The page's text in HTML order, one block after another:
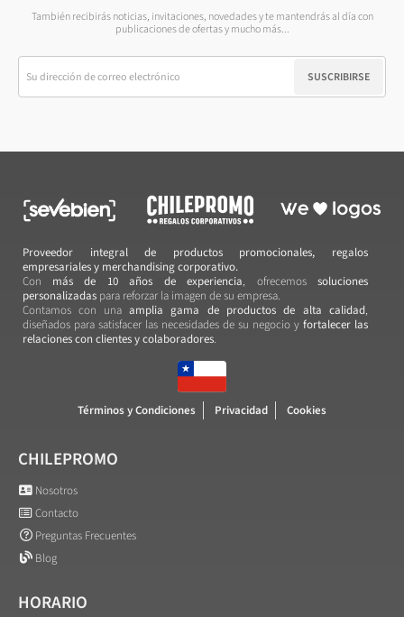
También recibirás noticias, invitaciones, novedades y te mantendrás al día con
publicaciones de ofertas y mucho más...
SUSCRIBIRSE
Proveedor integral de productos promocionales, regalos
empresariales y merchandising corporativo.
Con más de 10 años de experiencia, ofrecemos soluciones
personalizadas para reforzar la imagen de su empresa.
Contamos con una amplia gama de productos de alta calidad,
diseñados para satisfacer las necesidades de su negocio y fortalecer las
relaciones con clientes y colaboradores.
Términos y Condiciones Privacidad Cookies
CHILEPROMO
Nosotros
Contacto
Preguntas Frecuentes
Blog
HORARIO